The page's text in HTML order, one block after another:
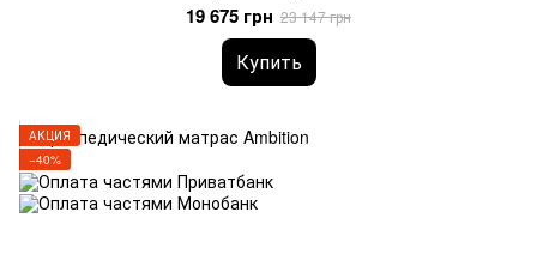
19 675 грн 23 147 грн
Купить
АКЦИЯ
−40%